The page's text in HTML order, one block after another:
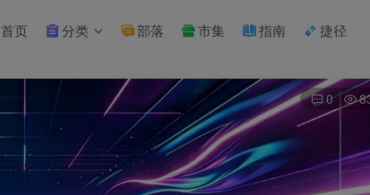
首页 分类 部落 市集 指南 捷径
0